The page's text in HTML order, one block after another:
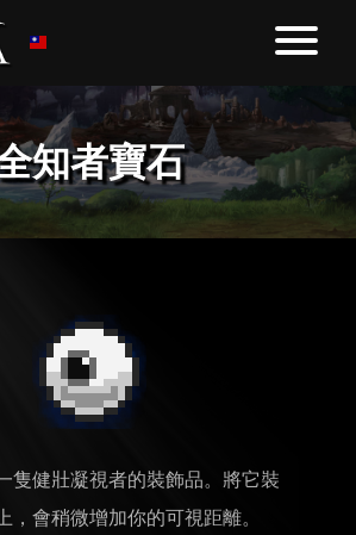
知者寶石
隻健壯凝視者的裝飾品。將它裝
，會稍微增加你的可視距離。